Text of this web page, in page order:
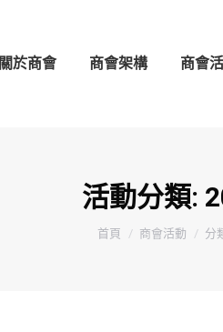
關於商會 商會架構 商會
活動分類:
You are here:
首頁 商會活動 分